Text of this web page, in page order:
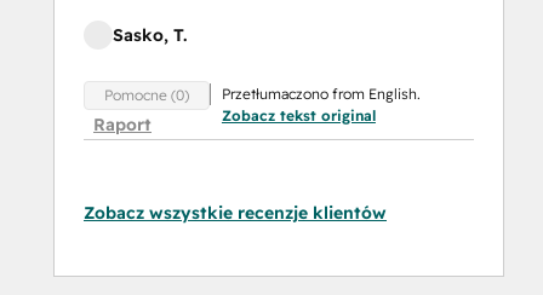
Sasko, T.
Pomocne (0)
Raport
Przetłumaczono from English.
Zobacz tekst original
Zobacz wszystkie recenzje klientów